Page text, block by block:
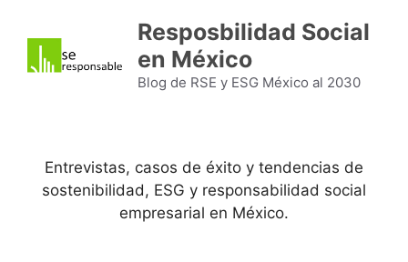
contenido
Resposbilidad Social
en México
Blog de RSE y ESG México al 2030
Entrevistas, casos de éxito y tendencias de
sostenibilidad, ESG y responsabilidad social
empresarial en México.